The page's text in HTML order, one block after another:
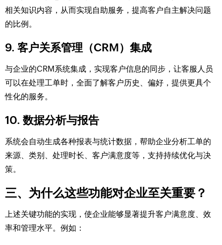
相关知识内容，从而实现自助服务，提高客户自主解决问题
的比例。
9. 客户关系管理（CRM）集成
与企业的CRM系统集成，实现客户信息的同步，让客服人员
可以在处理工单时，全面了解客户历史、偏好，提供更具个
性化的服务。
10. 数据分析与报告
系统会自动生成各种报表与统计数据，帮助企业分析工单的
来源、类别、处理时长、客户满意度等，支持持续优化与决
策。
三、为什么这些功能对企业至关重要？
上述关键功能的实现，使企业能够显著提升客户满意度、效
率和管理水平。例如：